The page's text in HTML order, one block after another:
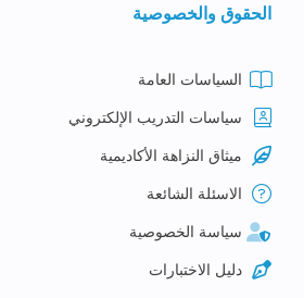
الحقوق والخصوصية
السياسات العامة
سياسات التدريب الإلكتروني
ميثاق النزاهة الأكاديمية
الاسئلة الشائعة
سياسة الخصوصية
دليل الاختبارات